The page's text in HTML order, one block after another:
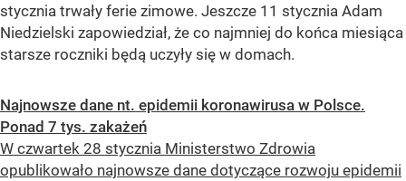
stycznia trwały ferie zimowe. Jeszcze 11 stycznia Adam
Niedzielski zapowiedział, że co najmniej do końca miesiąca
starsze roczniki będą uczyły się w domach.
Najnowsze dane nt. epidemii koronawirusa w Polsce.
Ponad 7 tys. zakażeń
W czwartek 28 stycznia Ministerstwo Zdrowia
opublikowało najnowsze dane dotyczące rozwoju epidemii